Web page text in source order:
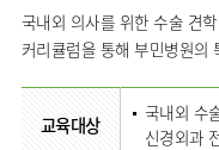
국내외 의사를 위한 수술 견
커리큘럼을 통해 부민병원의
교육대상
국내외 수
신경외과